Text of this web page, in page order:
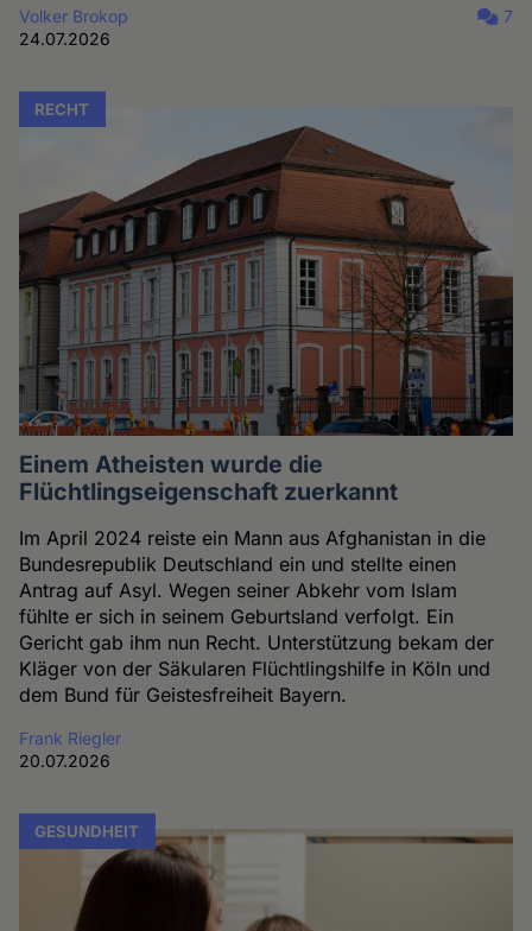
Volker Brokop
24.07.2026
7
RECHT
Einem Atheisten wurde die
Flüchtlingseigenschaft zuerkannt
Im April 2024 reiste ein Mann aus Afghanistan in die
Bundesrepublik Deutschland ein und stellte einen
Antrag auf Asyl. Wegen seiner Abkehr vom Islam
fühlte er sich in seinem Geburtsland verfolgt. Ein
Gericht gab ihm nun Recht. Unterstützung bekam der
Kläger von der Säkularen Flüchtlingshilfe in Köln und
dem Bund für Geistesfreiheit Bayern.
Frank Riegler
20.07.2026
GESUNDHEIT